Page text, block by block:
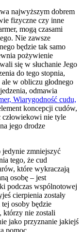
najwyższym dobrem
fizyczne czy inne
mogą czasami
Nie zawsze
będzie tak samo
pożywienie
się w słuchanie Jego
do tego stopnia,
w obliczu głodnego
odmawia
Wiarygodność cudu,
koncepcji cudów,
człowiekowi nie tyle
jego drodze
jedynie zmniejszyć
tego, że cud
które wykraczają
osobę – jest
podczas wspólnotowej
cierpienia zostały
tej osoby będzie
którzy nie zostali
jako przyznanie jakiejś